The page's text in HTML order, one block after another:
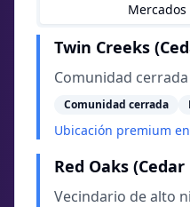
Twin Creeks
Comunidad
Comunidad cerrada
Ubicación premium
Red Oaks
Vecindario de alto